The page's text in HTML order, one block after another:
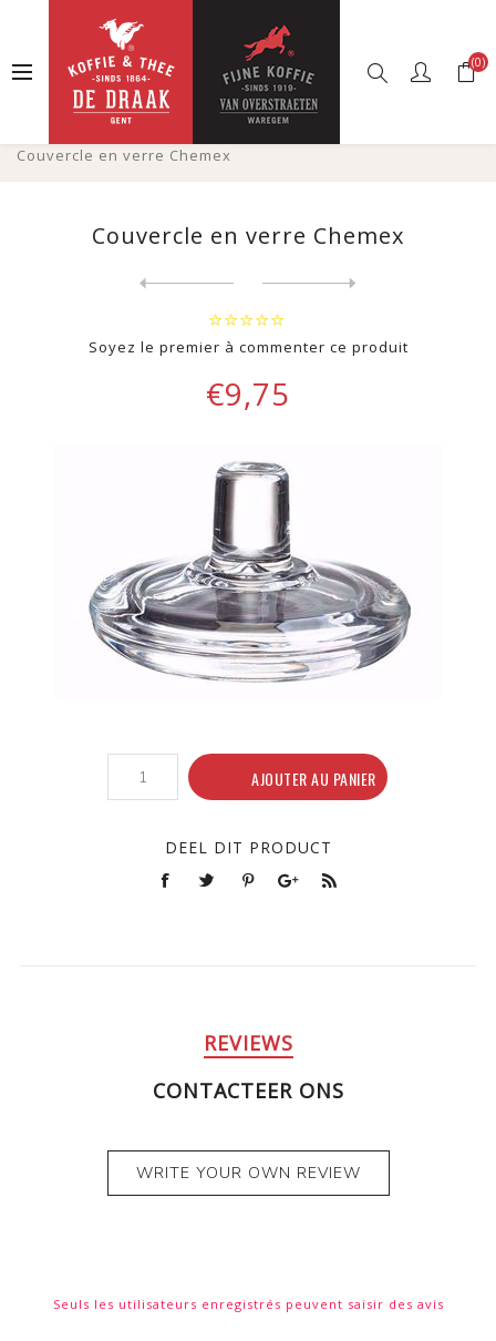
(0)
Boutique en ligne Cafés
Cafetières, porcelaine, verre, faïence
Couvercle en verre Chemex
Couvercle en verre Chemex
Soyez le premier à commenter ce produit
€9,75
AJOUTER AU PANIER
DEEL DIT PRODUCT
REVIEWS
CONTACTEER ONS
WRITE YOUR OWN REVIEW
Seuls les utilisateurs enregistrés peuvent saisir des avis